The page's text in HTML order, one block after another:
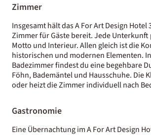
Zimmer
Insgesamt hält das A For Art Design Hotel
Zimmer für Gäste bereit. Jede
Motto und Interieur. Allen gleich ist die
historischen und modernen Elementen.
Badezimmer findest du eine begehbare
Föhn, Bademäntel und Hausschuhe. Die
oder heizt die Zimmer individuell nach
Gastronomie
Eine Übernachtung im A For Art Design